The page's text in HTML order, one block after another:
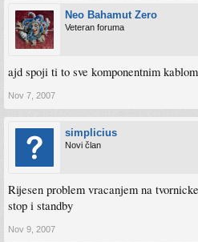
Neo Bahamut Zero
Veteran foruma
ajd spoji ti to sve komponentnim
Nov 7, 2007
simplicius
Novi član
Rijesen problem vracanjem na
stop i standby
Nov 9, 2007